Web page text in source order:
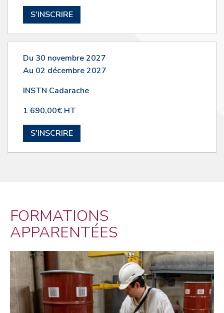
S'INSCRIRE
Du 30 novembre 2027
Au 02 décembre 2027
INSTN Cadarache
1 690,00€ HT
S'INSCRIRE
FORMATIONS
APPARENTÉES